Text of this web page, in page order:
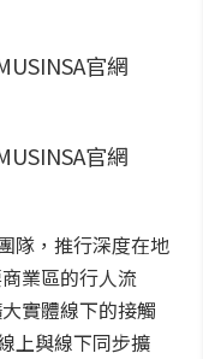
隊，推行深度在地
業區的行人流
實體線下的接觸
上與線下同步擴